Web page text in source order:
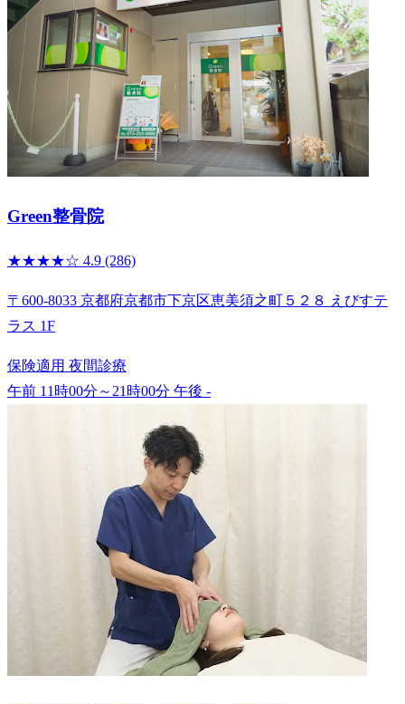
Green整骨院
★★★★☆ 4.9 (286)
〒600-8033 京都府京都市下京区恵美須之町５２８ えびすテ
ラス 1F
保険適用 夜間診療
午前 11時00分～21時00分 午後 -